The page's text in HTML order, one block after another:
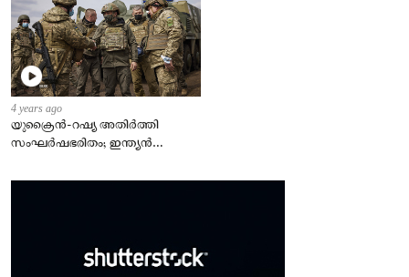
4 years ago
യുക്രൈന്‍-റഷ്യ അതിർത്തി
സംഘർഷഭരിതം; ഇന്ത്യന്‍